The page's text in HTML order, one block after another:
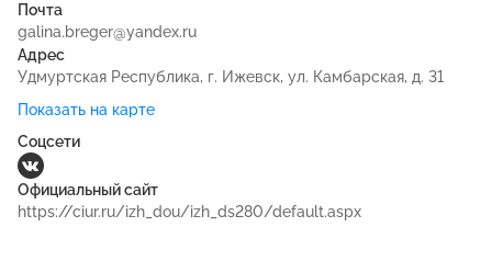
Почта
galina.breger@yandex.ru
Адрес
Удмуртская Республика, г. Ижевск, ул. Камбарская, д. 31
Показать на карте
Соцсети
Официальный сайт
https://ciur.ru/izh_dou/izh_ds280/default.aspx